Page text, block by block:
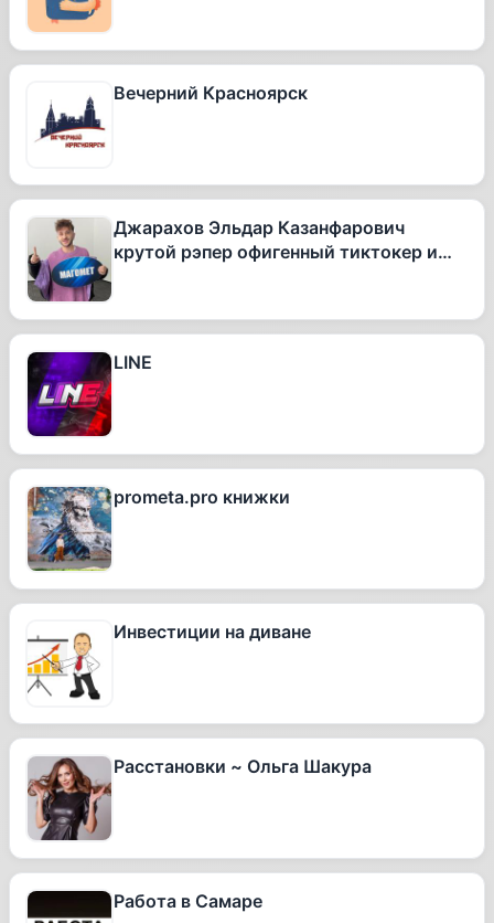
Вечерний Красноярск
Джарахов Эльдар Казанфарович
крутой рэпер офигенный тиктокер и
LINE
prometa.pro книжки
Инвестиции на диване
Расстановки ~ Ольга Шакура
Работа в Самаре